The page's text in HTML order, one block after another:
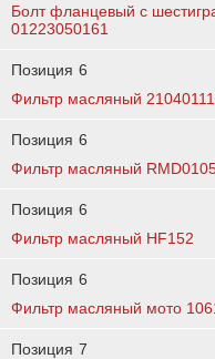
Болт фланцевый с
01223050161
Позиция 6
Фильтр масляный
Позиция 6
Фильтр масляный
Позиция 6
Фильтр масляный HF152
Позиция 6
Фильтр масляный мото
Позиция 7